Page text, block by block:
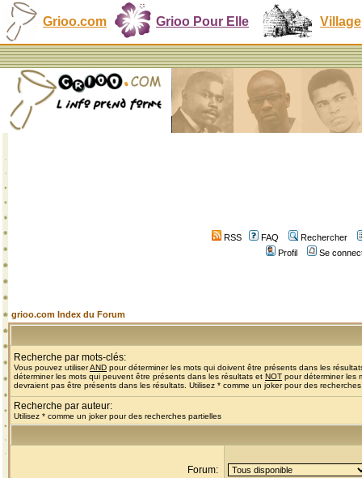
Grioo.com Grioo Pour Elle Village
RSS FAQ
Rechercher
Profil
Se
grioo.com Index du Forum
Recherche par mots-clés:
Vous pouvez utiliserAND pour déterminer les mots qui doivent être présents dans les
déterminer les mots qui peuvent être présents dans les résultats et NOT pour déterminer les
devraient pas être présents dans les résultats. Utilisez * comme un joker pour des
Recherche par auteur:
Utilisez * comme un joker pour des recherches partielles
Forum: